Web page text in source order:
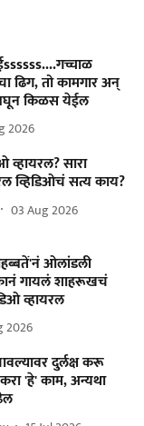
ढिग, तो कामगार अन्
किळस येईल
2026
व्हायरल? सारा
व्हिडिओचं सत्य काय?
03 Aug 2026
ओलांडली
गायलं शाहरूखचं
व्हायरल
2026
दुर्लक्ष करू
'हे' काम, अन्यथा